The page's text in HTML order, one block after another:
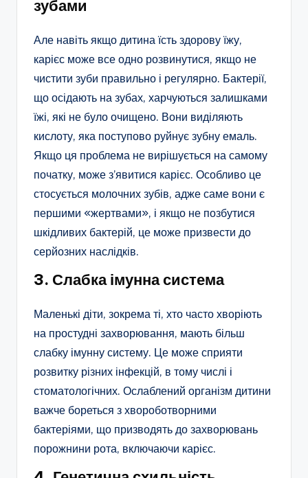
зубами
Але навіть якщо дитина їсть здорову їжу,
карієс може все одно розвинутися, якщо не
чистити зуби правильно і регулярно. Бактерії,
що осідають на зубах, харчуються залишками
їжі, які не було очищено. Вони виділяють
кислоту, яка поступово руйнує зубну емаль.
Якщо ця проблема не вирішується на самому
початку, може з’явитися карієс. Особливо це
стосується молочних зубів, адже саме вони є
першими «жертвами», і якщо не позбутися
шкідливих бактерій, це може призвести до
серйозних наслідків.
3. Слабка імунна система
Маленькі діти, зокрема ті, хто часто хворіють
на простудні захворювання, мають більш
слабку імунну систему. Це може сприяти
розвитку різних інфекцій, в тому числі і
стоматологічних. Ослаблений організм дитини
важче бореться з хвороботворними
бактеріями, що призводять до захворювань
порожнини рота, включаючи карієс.